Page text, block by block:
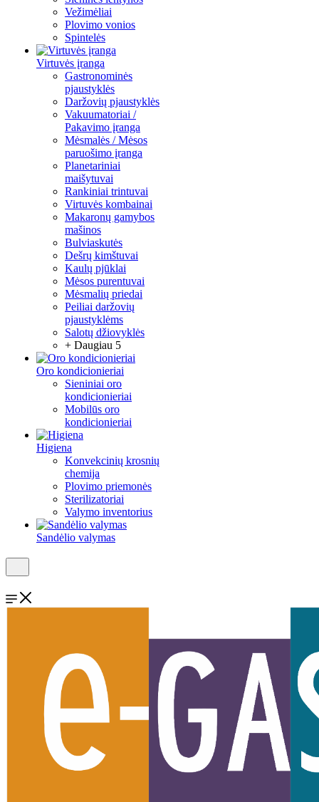
Vežimėliai
Plovimo vonios
Spintelės
Virtuvės įranga
Gastronominės
pjaustyklės
Daržovių pjaustyklės
Vakuumatoriai /
Pakavimo įranga
Mėsmalės / Mėsos
paruošimo įranga
Planetariniai
maišytuvai
Rankiniai trintuvai
Virtuvės kombainai
Makaronų gamybos
mašinos
Bulviaskutės
Dešrų kimštuvai
Kaulų pjūklai
Mėsos purentuvai
Mėsmalių priedai
Peiliai daržovių
pjaustyklėms
Salotų džiovyklės
+ Daugiau 5
Oro kondicionieriai
Sieniniai oro
kondicionieriai
Mobilūs oro
kondicionieriai
Higiena
Konvekcinių krosnių
chemija
Plovimo priemonės
Sterilizatoriai
Valymo inventorius
Sandėlio valymas